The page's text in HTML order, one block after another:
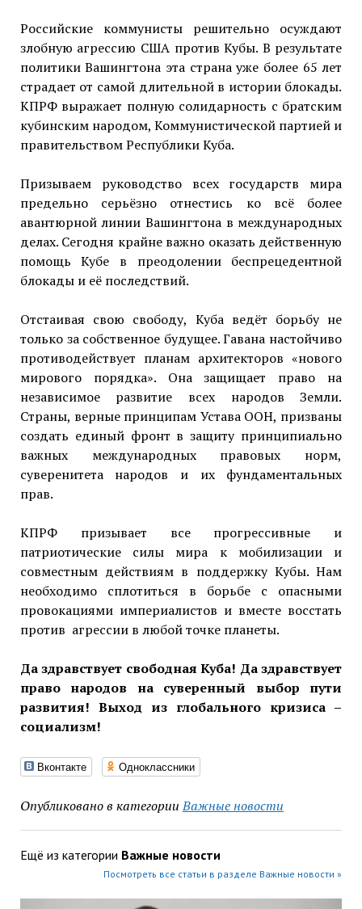
Российские коммунисты решительно осуждают
злобную агрессию США против Кубы. В результате
политики Вашингтона эта страна уже более 65 лет
страдает от самой длительной в истории блокады.
КПРФ выражает полную солидарность с братским
кубинским народом, Коммунистической партией и
правительством Республики Куба.
Призываем руководство всех государств мира
предельно серьёзно отнестись ко всё более
авантюрной линии Вашингтона в международных
делах. Сегодня крайне важно оказать действенную
помощь Кубе в преодолении беспрецедентной
блокады и её последствий.
Отстаивая свою свободу, Куба ведёт борьбу не
только за собственное будущее. Гавана настойчиво
противодействует планам архитекторов «нового
мирового порядка». Она защищает право на
независимое развитие всех народов Земли.
Страны, верные принципам Устава ООН, призваны
создать единый фронт в защиту принципиально
важных международных правовых норм,
суверенитета народов и их фундаментальных
прав.
КПРФ призывает все прогрессивные и
патриотические силы мира к мобилизации и
совместным действиям в поддержку Кубы. Нам
необходимо сплотиться в борьбе с опасными
провокациями империалистов и вместе восстать
против агрессии в любой точке планеты.
Да здравствует свободная Куба! Да здравствует
право народов на суверенный выбор пути
развития! Выход из глобального кризиса –
социализм!
Вконтакте Одноклассники
Опубликовано в категории Важные новости
Ещё из категории Важные новости
Посмотреть все статьи в разделе Важные новости »